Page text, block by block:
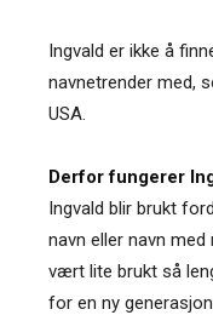
Ingvald er ikke å
navnetrender med,
USA.
Derfor fungerer
Ingvald blir brukt
navn eller navn
vært lite brukt så
for en ny